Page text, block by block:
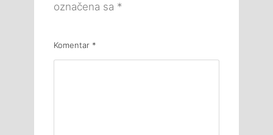
označena sa *
Komentar *